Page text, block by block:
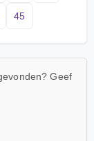
45
Geef